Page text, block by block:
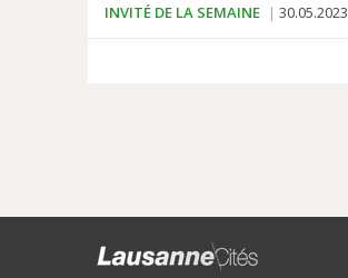
INVITÉ DE LA SEMAINE 30.05.2023